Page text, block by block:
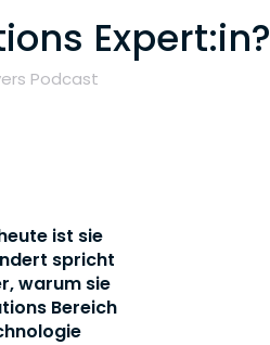
Expert:in?
Podcast
ist sie
spricht
warum sie
Bereich